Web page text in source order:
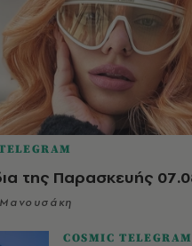
της Παρασκευής
Μανουσάκη
COSMIC TELEGRAM